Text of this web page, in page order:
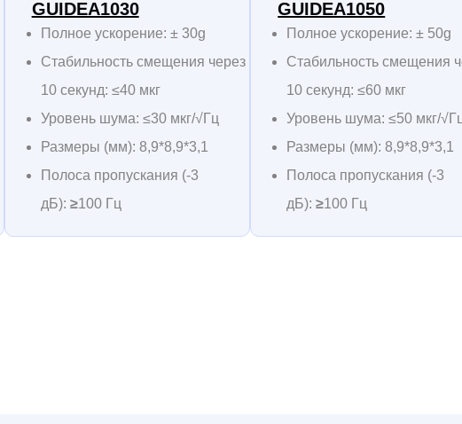
GUIDEA1030
Полное ускорение: ± 30g
Стабильность смещения через
10 секунд: ≤40 мкг
Уровень шума: ≤30 мкг/√Гц
Размеры (мм): 8,9*8,9*3,1
Полоса пропускания (-3
дБ): ≥100 Гц
GUIDEA1050
Полное ускорение: ± 50g
Стабильность смещения
10 секунд: ≤60 мкг
Уровень шума: ≤50 мкг/
Размеры (мм): 8,9*8,9*3,1
Полоса пропускания (-3
дБ):≥100 Гц